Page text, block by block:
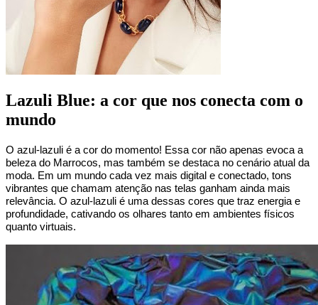
Lazuli Blue: a cor que nos conecta com o
mundo
O azul-lazuli é a cor do momento! Essa cor não apenas evoca a
beleza do Marrocos, mas também se destaca no cenário atual da
moda. Em um mundo cada vez mais digital e conectado, tons
vibrantes que chamam atenção nas telas ganham ainda mais
relevância. O azul-lazuli é uma dessas cores que traz energia e
profundidade, cativando os olhares tanto em ambientes físicos
quanto virtuais.